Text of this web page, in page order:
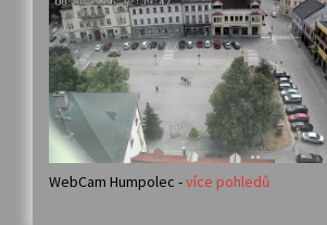
Veselí muzikanti
30. 7. 2026
Votavžatský ploty
23. 7. 2026
WebCam Humpolec -více pohledů